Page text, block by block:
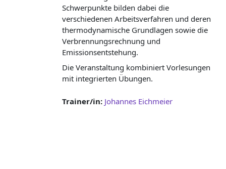
Schwerpunkte bilden dabei die
verschiedenen Arbeitsverfahren und deren
thermodynamische Grundlagen sowie die
Verbrennungsrechnung und
Emissionsentstehung.
Die Veranstaltung kombiniert Vorlesungen
mit integrierten Übungen.
Trainer/in: Johannes Eichmeier